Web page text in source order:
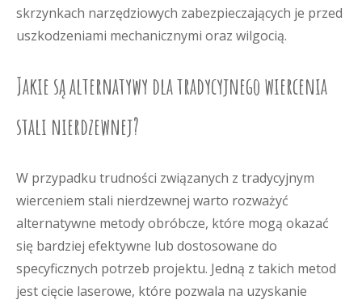
skrzynkach narzędziowych zabezpieczających je przed
uszkodzeniami mechanicznymi oraz wilgocią.
Jakie są alternatywy dla tradycyjnego wiercenia
stali nierdzewnej?
W przypadku trudności związanych z tradycyjnym
wierceniem stali nierdzewnej warto rozważyć
alternatywne metody obróbcze, które mogą okazać
się bardziej efektywne lub dostosowane do
specyficznych potrzeb projektu. Jedną z takich metod
jest cięcie laserowe, które pozwala na uzyskanie